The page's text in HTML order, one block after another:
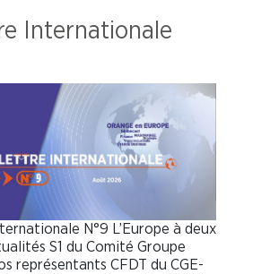
Internationale
N°9 L’Europe à deux
S1 du Comité Groupe
représentants CFDT du CGE-